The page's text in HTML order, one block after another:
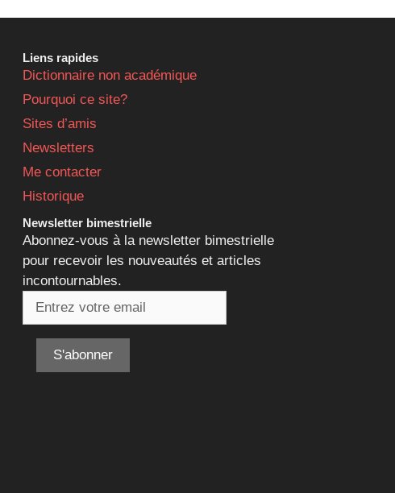
Liens rapides
Dictionnaire non académique
Pourquoi ce site?
Sites d’amis
Newsletters
Me contacter
Historique
Newsletter bimestrielle
Abonnez-vous à la newsletter bimestrielle
pour recevoir les nouveautés et articles
incontournables.